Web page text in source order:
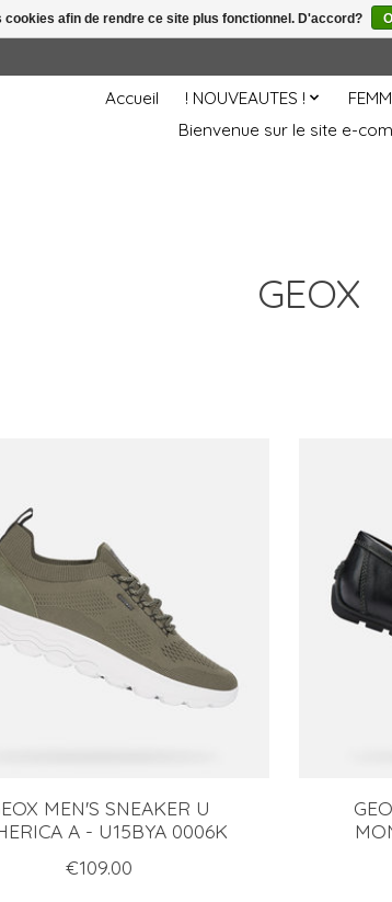
Accueil ! NOUVEAUTES !
Bienvenue sur le site e-
GEOX
MEN'S SNEAKER U
A - U15BYA 0006K
€109.00
cookies afin de rendre ce site plus fonctionnel. D'accord?